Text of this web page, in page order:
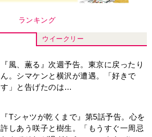
井上祐貴「選択できるなら大変なほうを
る』では横沢役
『Tシャツが乾くまで』“ちょっと残念な
男”をフォローするしっかり者。樹生の妹
を演じるのは、齋藤飛鳥さん＜キャスト
井上祐貴『風、薫る』ではクセ強の記
者・横沢役「陽気なイタリア人のように